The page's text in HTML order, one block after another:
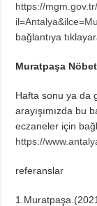
https://
bağlantıya
Muratpaşa
Hafta sonu ya da
arayışımızda bu
eczaneler için
https://
referanslar